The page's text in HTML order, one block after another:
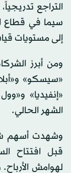
التراجع
سيما في قطاع
إلى مستويات
ومن أبرز
«سيسكو»
«إنفيديا»
الشهر الحالي.
وشهدت أسهم
قبل افتتاح
لهوامش